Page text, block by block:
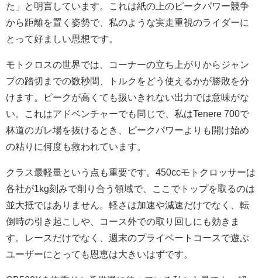
た」と明言しています。これは紙の上のピークパワー競争
から距離を置く姿勢で、私のような実走重視のライダーに
とって好ましい思想です。
モトクロスの世界では、コーナーの立ち上がりからジャン
プの踏切までの数秒間、トルクをどう使えるかが勝敗を分
けます。ピークが高くても扱いきれない出力では意味がな
い。これはアドベンチャーでも同じで、私はTenere 700で
林道のガレ場を抜けるとき、ピークパワーよりも開け始め
の粘りに何度も救われています。
クラス最軽量という点も重要です。450ccモトクロッサーは
各社が1kg刻みで削り合う領域で、ここでトップを取るのは
並大抵ではありません。軽さは加速や減速だけでなく、転
倒時の引き起こしや、コース外での取り回しにも効きま
す。レースだけでなく、週末のプライベートコースで遊ぶ
ユーザーにとっても恩恵は大きいはずです。